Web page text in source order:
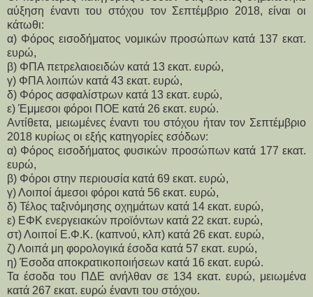
αύξηση έναντι του στόχου τον Σεπτέμβριο 2018, είναι οι
κάτωθι:
α) Φόρος εισοδήματος νομικών προσώπων κατά 137 εκατ.
ευρώ,
β) ΦΠΑ πετρελαιοειδών κατά 13 εκατ. ευρώ,
γ) ΦΠΑ λοιπών κατά 43 εκατ. ευρώ,
δ) Φόρος ασφαλίστρων κατά 13 εκατ. ευρώ,
ε) Έμμεσοι φόροι ΠΟΕ κατά 26 εκατ. ευρώ.
Αντίθετα, μειωμένες έναντι του στόχου ήταν τον Σεπτέμβριο
2018 κυρίως οι εξής κατηγορίες εσόδων:
α) Φόρος εισοδήματος φυσικών προσώπων κατά 177 εκατ.
ευρώ,
β) Φόροι στην περιουσία κατά 69 εκατ. ευρώ,
γ) Λοιποί άμεσοι φόροι κατά 56 εκατ. ευρώ,
δ) Τέλος ταξινόμησης οχημάτων κατά 14 εκατ. ευρώ,
ε) ΕΦΚ ενεργειακών προϊόντων κατά 22 εκατ. ευρώ,
στ) Λοιποί Ε.Φ.Κ. (καπνού, κλπ) κατά 26 εκατ. ευρώ,
ζ) Λοιπά μη φορολογικά έσοδα κατά 57 εκατ. ευρώ,
η) Έσοδα αποκρατικοποιήσεων κατά 16 εκατ. ευρώ.
Τα έσοδα του ΠΔΕ ανήλθαν σε 134 εκατ. ευρώ, μειωμένα
κατά 267 εκατ. ευρώ έναντι του στόχου.